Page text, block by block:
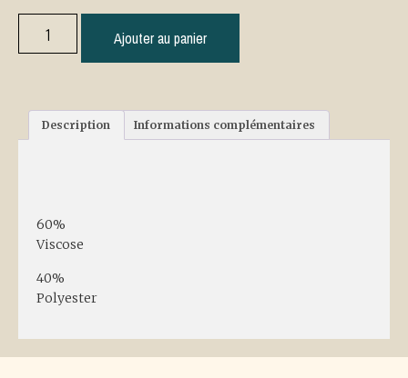
Ajouter au panier
Description Informations complémentaires
60%
Viscose
40%
Polyester